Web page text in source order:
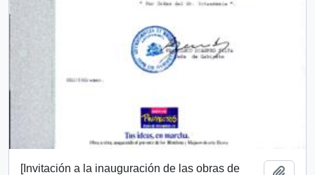
[Invitación a la inauguración de las obras de